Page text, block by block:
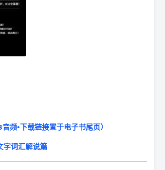
频•下载链接置于电子书尾页）
字词汇解说篇